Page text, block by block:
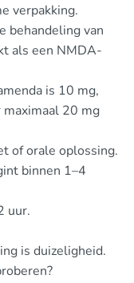
verpakking.
behandeling van
als een NMDA-
is 10 mg,
20 mg
of orale oplossing.
binnen 1–4
uur.
is duizeligheid.